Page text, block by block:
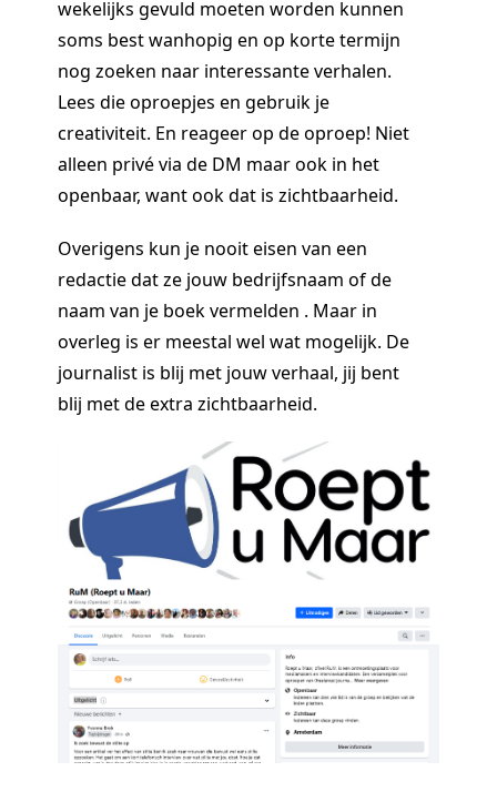
wekelijks gevuld moeten worden kunnen
soms best wanhopig en op korte termijn
nog zoeken naar interessante verhalen.
Lees die oproepjes en gebruik je
creativiteit. En reageer op de oproep! Niet
alleen privé via de DM maar ook in het
openbaar, want ook dat is zichtbaarheid.
Overigens kun je nooit eisen van een
redactie dat ze jouw bedrijfsnaam of de
naam van je boek vermelden . Maar in
overleg is er meestal wel wat mogelijk. De
journalist is blij met jouw verhaal, jij bent
blij met de extra zichtbaarheid.